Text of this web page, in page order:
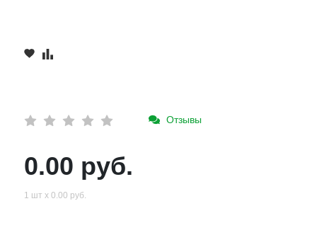
Отзывы
0.00 руб.
1 шт х 0.00 руб.